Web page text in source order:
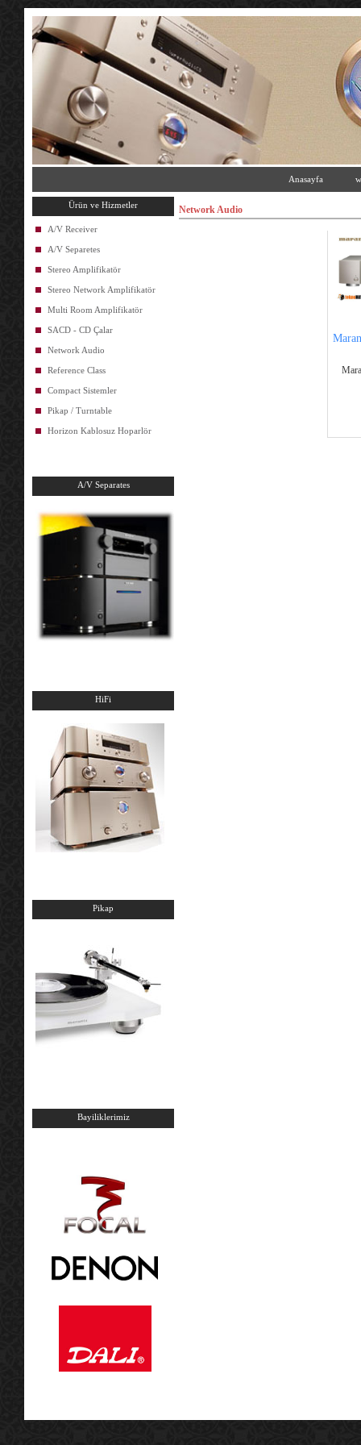
Anasayfa
Ürün ve Hizmetler
A/V Receiver
A/V Separetes
Stereo Amplifikatör
Stereo Network Amplifikatör
Multi Room Amplifikatör
SACD - CD Çalar
Network Audio
Reference Class
Compact Sistemler
Pikap / Turntable
Horizon Kablosuz Hoparlör
A/V Separates
HiFi
Pikap
Bayiliklerimiz
Network Audio